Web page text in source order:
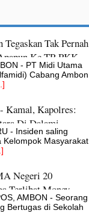
Tak Pernah
Ke TP-PKK
- PT Midi Utama
Cabang Ambon
Kamal, Kapolres:
Di Dalami
- Insiden saling
Kelompok Masyarakat
Negeri 20
Terlibat Money
Kabupaten SBB
AMBON - Seorang
Bertugas di Sekolah